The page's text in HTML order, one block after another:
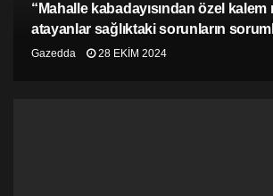
“Mahalle kabadayısından özel
atayanlar sağlıktaki sorunların
Gazedda 28 EKIM 2024